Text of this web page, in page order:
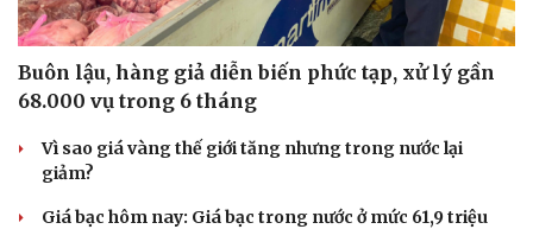
Buôn lậu, hàng giả diễn biến phức tạp, xử lý gần
68.000 vụ trong 6 tháng
Vì sao giá vàng thế giới tăng nhưng trong nước lại
giảm?
Giá bạc hôm nay: Giá bạc trong nước ở mức 61,9 triệu